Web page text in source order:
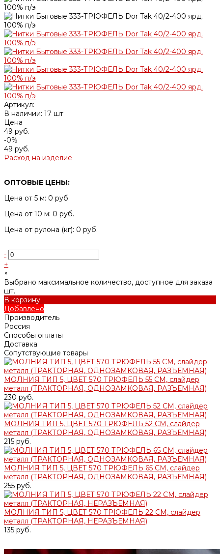
Артикул:
В наличии: 17 шт
Цена
49 руб.
-0%
49 руб.
Расход на изделие
ОПТОВЫЕ ЦЕНЫ:
Цена от 5 м: 0 руб.
Цена от 10 м: 0 руб.
Цена от рулона (кг): 0 руб.
-
+
×
Выбрано максимальное количество, доступное для заказа
шт.
В корзину
Добавлено
Производитель
Россия
Способы оплаты
Доставка
Сопутствующие товары
МОЛНИЯ ТИП 5, ЦВЕТ 570 ТРЮФЕЛЬ 55 СМ, слайдер
металл (ТРАКТОРНАЯ, ОДНОЗАМКОВАЯ, РАЗЪЕМНАЯ)
230 руб.
МОЛНИЯ ТИП 5, ЦВЕТ 570 ТРЮФЕЛЬ 52 СМ, слайдер
металл (ТРАКТОРНАЯ, ОДНОЗАМКОВАЯ, РАЗЪЕМНАЯ)
215 руб.
МОЛНИЯ ТИП 5, ЦВЕТ 570 ТРЮФЕЛЬ 65 СМ, слайдер
металл (ТРАКТОРНАЯ, ОДНОЗАМКОВАЯ, РАЗЪЕМНАЯ)
255 руб.
МОЛНИЯ ТИП 5, ЦВЕТ 570 ТРЮФЕЛЬ 22 СМ, слайдер
металл (ТРАКТОРНАЯ, НЕРАЗЪЕМНАЯ)
135 руб.